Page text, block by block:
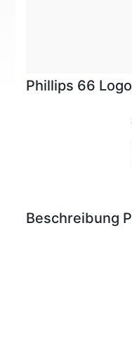
Phillips 66
Beschreibung